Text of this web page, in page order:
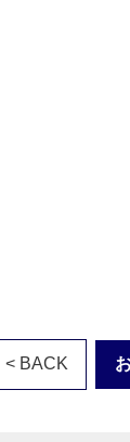
< BACK